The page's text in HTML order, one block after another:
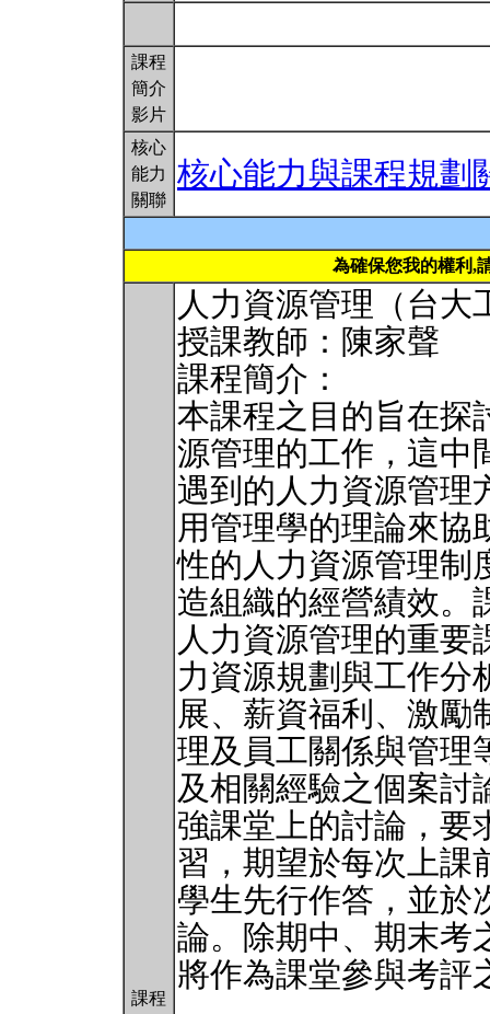
課程
簡介
影片
核心
能力
關聯
核心能力與課程規劃
為確保您我的權利,
課程
人力資源管理（台大
授課教師：陳家聲
課程簡介：
本課程之目的旨在探
源管理的工作，這中
遇到的人力資源管理
用管理學的理論來協
性的人力資源管理制
造組織的經營績效。
人力資源管理的重要
力資源規劃與工作分
展、薪資福利、激勵
理及員工關係與管理
及相關經驗之個案討
強課堂上的討論，要
習，期望於每次上課
學生先行作答，並於
論。除期中、期末考
將作為課堂參與考評